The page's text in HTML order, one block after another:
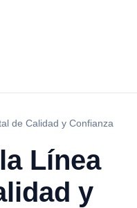
de Calidad y Confianza
Línea
y